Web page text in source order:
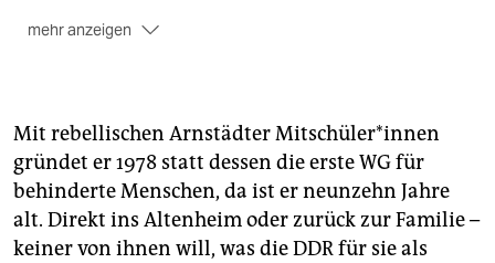
mehr anzeigen
Mit rebellischen Arnstädter Mitschüler*innen
gründet er 1978 statt dessen die erste WG für
behinderte Menschen, da ist er neunzehn Jahre
alt. Direkt ins Altenheim oder zurück zur Familie –
keiner von ihnen will, was die DDR für sie als